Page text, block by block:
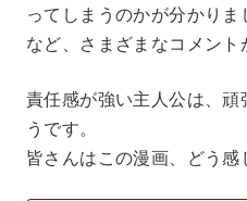
ってしまうのかが分かりま
など、さまざまなコメント
責任感が強い主人公は、
うです。
皆さんはこの漫画、どう感